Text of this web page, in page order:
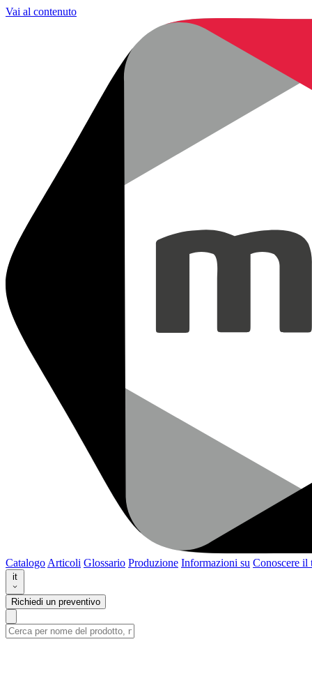
Vai al contenuto
Catalogo Articoli Glossario Produzione Informazioni su Conoscere il
it
Richiedi un preventivo